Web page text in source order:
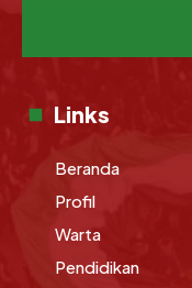
Links
Beranda
Profil
Warta
Pendidikan